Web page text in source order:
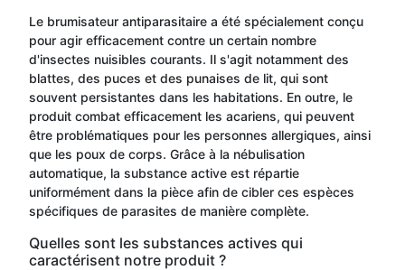
Le brumisateur antiparasitaire a été spécialement conçu
pour agir efficacement contre un certain nombre
d'insectes nuisibles courants. Il s'agit notamment des
blattes, des puces et des punaises de lit, qui sont
souvent persistantes dans les habitations. En outre, le
produit combat efficacement les acariens, qui peuvent
être problématiques pour les personnes allergiques, ainsi
que les poux de corps. Grâce à la nébulisation
automatique, la substance active est répartie
uniformément dans la pièce afin de cibler ces espèces
spécifiques de parasites de manière complète.
Quelles sont les substances actives qui
caractérisent notre produit ?